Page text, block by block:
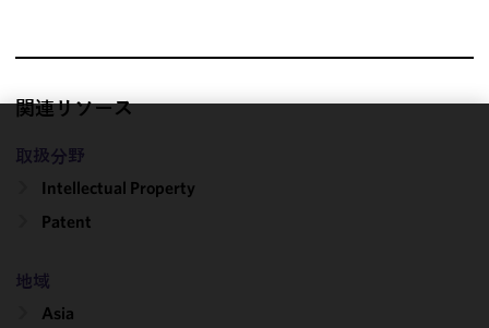
関連リソース
取扱分野
Intellectual Property
Patent
地域
Asia
We use
improve the
functionality
performance
of this site